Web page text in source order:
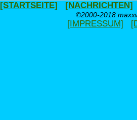
[STARTSEITE] [NACHRICHTEN]
©2000-2018
[IMPRESSUM]